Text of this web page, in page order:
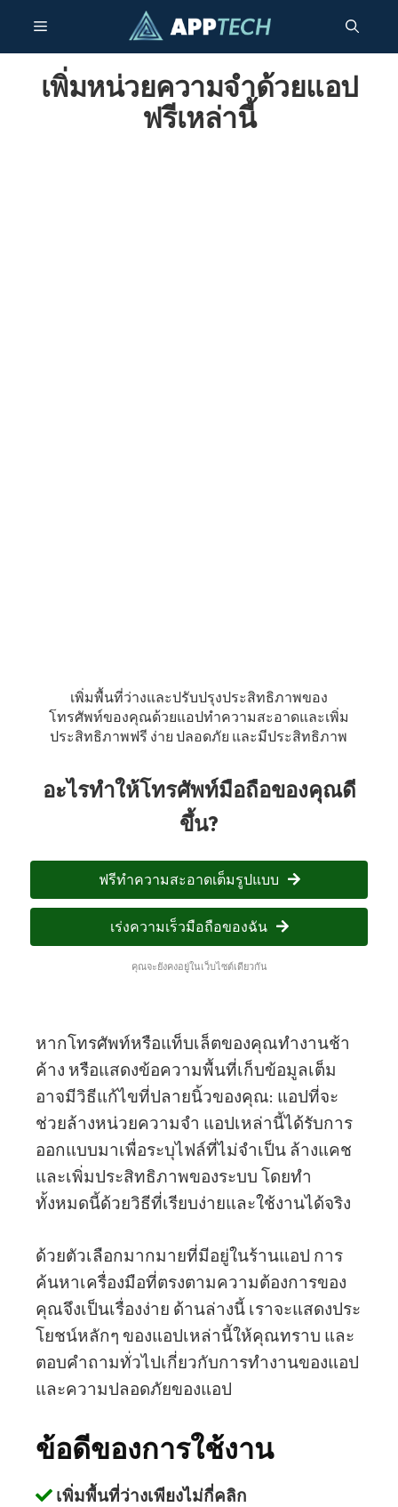
ยัง
เมนู
เพิ่มหน่วยความจำด้วยแอป
ฟรีเหล่านี้
เพิ่มพื้นที่ว่างและปรับปรุงประสิทธิภาพของ
โทรศัพท์ของคุณด้วยแอปทำความสะอาดและเพิ่ม
ประสิทธิภาพฟรี ง่าย ปลอดภัย และมีประสิทธิภาพ
อะไรทำให้โทรศัพท์มือถือของคุณดี
ขึ้น?
ฟรีทำความสะอาดเต็มรูปแบบ
เร่งความเร็วมือถือของฉัน
คุณจะยังคงอยู่ในเว็บไซต์เดียวกัน
หากโทรศัพท์หรือแท็บเล็ตของคุณทำงานช้า
ค้าง หรือแสดงข้อความพื้นที่เก็บข้อมูลเต็ม
อาจมีวิธีแก้ไขที่ปลายนิ้วของคุณ: แอปที่จะ
ช่วยล้างหน่วยความจำ แอปเหล่านี้ได้รับการ
ออกแบบมาเพื่อระบุไฟล์ที่ไม่จำเป็น ล้างแคช
และเพิ่มประสิทธิภาพของระบบ โดยทำ
ทั้งหมดนี้ด้วยวิธีที่เรียบง่ายและใช้งานได้จริง
ด้วยตัวเลือกมากมายที่มีอยู่ในร้านแอป การ
ค้นหาเครื่องมือที่ตรงตามความต้องการของ
คุณจึงเป็นเรื่องง่าย ด้านล่างนี้ เราจะแสดงประ
โยชน์หลักๆ ของแอปเหล่านี้ให้คุณทราบ และ
ตอบคำถามทั่วไปเกี่ยวกับการทำงานของแอป
และความปลอดภัยของแอป
ข้อดีของการใช้งาน
เพิ่มพื้นที่ว่างเพียงไม่กี่คลิก